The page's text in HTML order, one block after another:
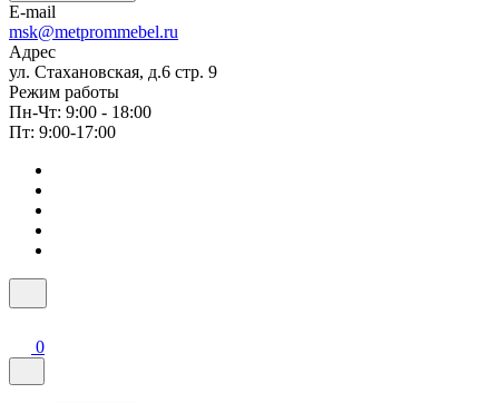
E-mail
msk@metprommebel.ru
Адрес
ул. Стахановская, д.6 стр. 9
Режим работы
Пн-Чт: 9:00 - 18:00
Пт: 9:00-17:00
0